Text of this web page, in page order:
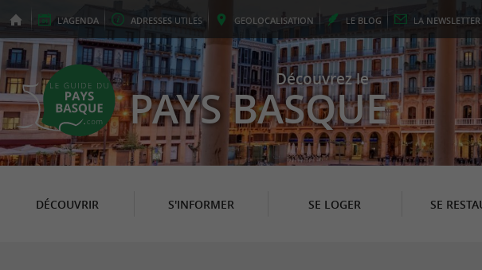
L'AGENDA ADRESSES UTILES GEOLOCALISATION LE BLOG LA NEWSLETTER
Découvrez le
PAYS BASQUE
DÉCOUVRIR S'INFORMER SE LOGER SE